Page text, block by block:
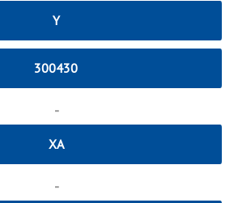
Y
300430
-
XA
-